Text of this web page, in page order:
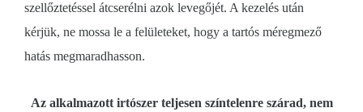
szellőztetéssel átcserélni azok levegőjét. A kezelés után
kérjük, ne mossa le a felületeket, hogy a tartós méregmező
hatás megmaradhasson.
Az alkalmazott irtószer teljesen színtelenre szárad, nem